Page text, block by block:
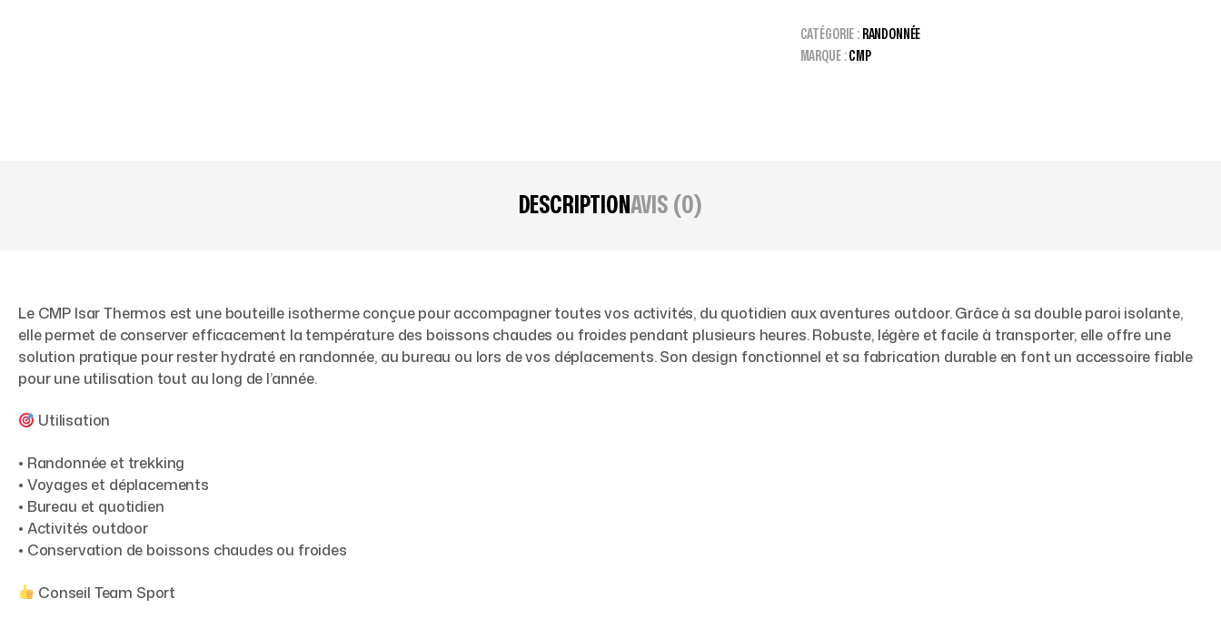
CATÉGORIE : RANDONNÉE
MARQUE :CMP
DESCRIPTIONAVIS (0)
Le CMP Isar Thermos est une bouteille isotherme conçue pour accompagner toutes vos activités, du quotidien aux aventures outdoor. Grâce à sa double paroi isolante,
elle permet de conserver efficacement la température des boissons chaudes ou froides pendant plusieurs heures. Robuste, légère et facile à transporter, elle offre une
solution pratique pour rester hydraté en randonnée, au bureau ou lors de vos déplacements. Son design fonctionnel et sa fabrication durable en font un accessoire fiable
pour une utilisation tout au long de l’année.
Utilisation
• Randonnée et trekking
• Voyages et déplacements
• Bureau et quotidien
• Activités outdoor
• Conservation de boissons chaudes ou froides
Conseil Team Sport